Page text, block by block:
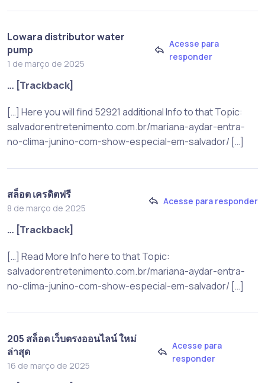
Lowara distributor water
pump
1 de março de 2025
Acesse para
responder
… [Trackback]
[…] Here you will find 52921 additional Info to that Topic:
salvadorentretenimento.com.br/mariana-aydar-entra-
no-clima-junino-com-show-especial-em-salvador/ […]
สล็อต เครดิตฟรี
8 de março de 2025
Acesse para responder
… [Trackback]
[…] Read More Info here to that Topic:
salvadorentretenimento.com.br/mariana-aydar-entra-
no-clima-junino-com-show-especial-em-salvador/ […]
205 สล็อต เว็บตรงออนไลน์ ใหม่
ล่าสุด
16 de março de 2025
Acesse para
responder